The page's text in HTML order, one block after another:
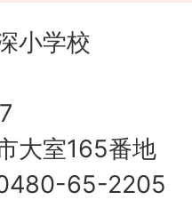
小学校
大室165番地
65-2205